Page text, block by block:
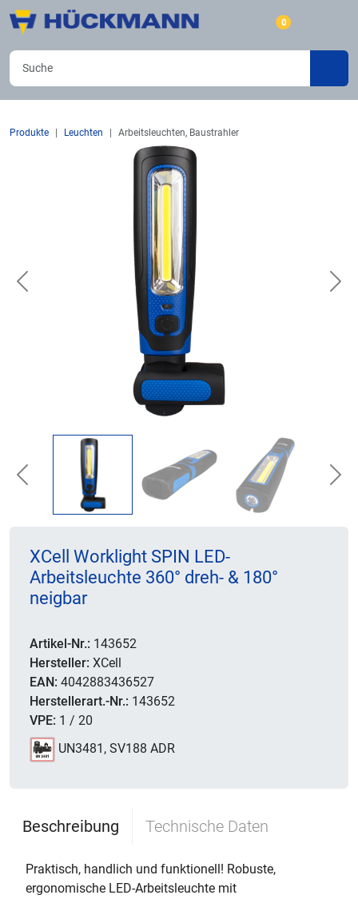
0
Produkte Leuchten Arbeitsleuchten, Baustrahler
Previous
Previous
XCell Worklight SPIN LED-
Arbeitsleuchte 360° dreh- & 180°
neigbar
Artikel-Nr.: 143652
Hersteller: XCell
EAN: 4042883436527
Herstellerart.-Nr.: 143652
VPE: 1 / 20
UN3481, SV188 ADR
Beschreibung Technische Daten
Praktisch, handlich und funktionell! Robuste,
ergonomische LED-Arbeitsleuchte mit